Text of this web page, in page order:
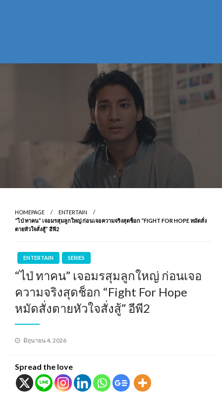
HOMEPAGE
ENTERTAIN
“ไป่ ทาคน” เจอมรสุมลูกใหญ่ ก่อนเจอความจริงสุดช็อก “FIGHT FOR HOPE หมัดสั่ง
ตายหัวใจสั่งสู้” อีพี2
ENTERTAIN SERIES
“ไป่ ทาคน” เจอมรสุมลูกใหญ่ ก่อนเจอ
ความจริงสุดช็อก “Fight For Hope
หมัดสั่งตายหัวใจสั่งสู้” อีพี2
Posted
มิถุนายน 4, 2026
Spread the love